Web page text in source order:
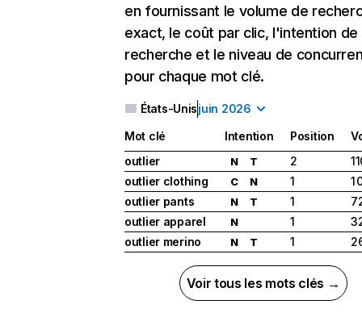
en fournissant le volume de
exact, le coût par clic, l'intention de
recherche et le niveau de
pour chaque mot clé.
États-Unisjuin 2026
Mot clé Intention Position
outlier
N T 2
outlier clothing
C N 1
1
outlier pants
N T 1
outlier apparel
N 1
outlier merino
N T 1
Voir tous les mots clés →